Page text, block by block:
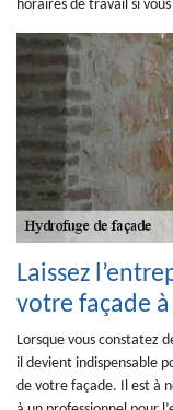
horaires de travail si
Laissez
votre façade
Lorsque vous constatez
il devient indispensable
de votre façade. Il est à